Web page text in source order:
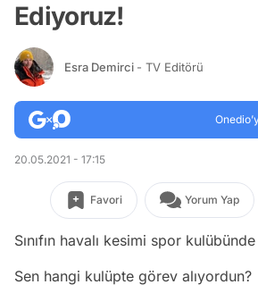
Ediyoruz!
Esra Demirci - TV Editörü
20.05.2021 - 17:15
Favori Yorum Yap
Sınıfın havalı kesimi spor
Sen hangi kulüpte görev alıyordun?